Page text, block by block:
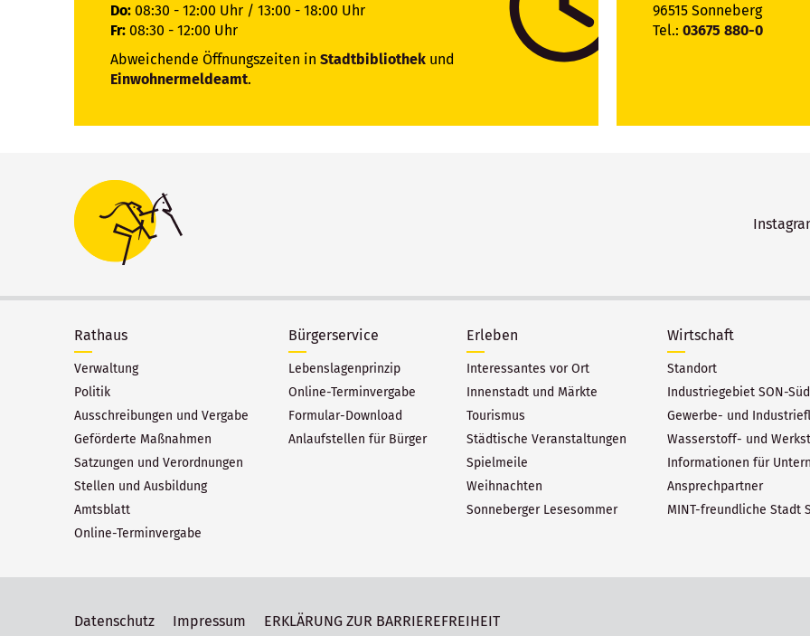
Do: 08:30 - 12:00 Uhr / 13:00 - 18:00 Uhr
Fr: 08:30 - 12:00 Uhr
Abweichende Öffnungszeiten in Stadtbibliothek und
Einwohnermeldeamt.
96515 Sonneberg
Tel.: 03675 880-0
Rathaus
Verwaltung
Politik
Ausschreibungen und Vergabe
Geförderte Maßnahmen
Satzungen und Verordnungen
Stellen und Ausbildung
Amtsblatt
Online-Terminvergabe
Bürgerservice
Lebenslagenprinzip
Online-Terminvergabe
Formular-Download
Anlaufstellen für Bürger
Erleben
Interessantes vor Ort
Innenstadt und Märkte
Tourismus
Städtische Veranstaltungen
Spielmeile
Weihnachten
Sonneberger Lesesommer
Wirtschaft
Standort
Industriegebiet SON-Süd
Gewerbe- und
Wasserstoff- und
Informationen für
Ansprechpartner
MINT-freundliche Stadt
Datenschutz Impressum ERKLÄRUNG ZUR BARRIEREFREIHEIT